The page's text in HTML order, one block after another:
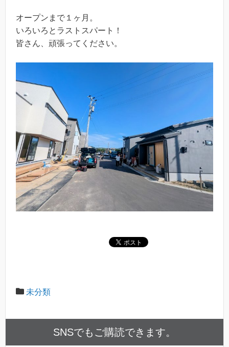
オープンまで１ヶ月。
いろいろとラストスパート！
皆さん、頑張ってください。
未分類
SNSでもご購読できます。